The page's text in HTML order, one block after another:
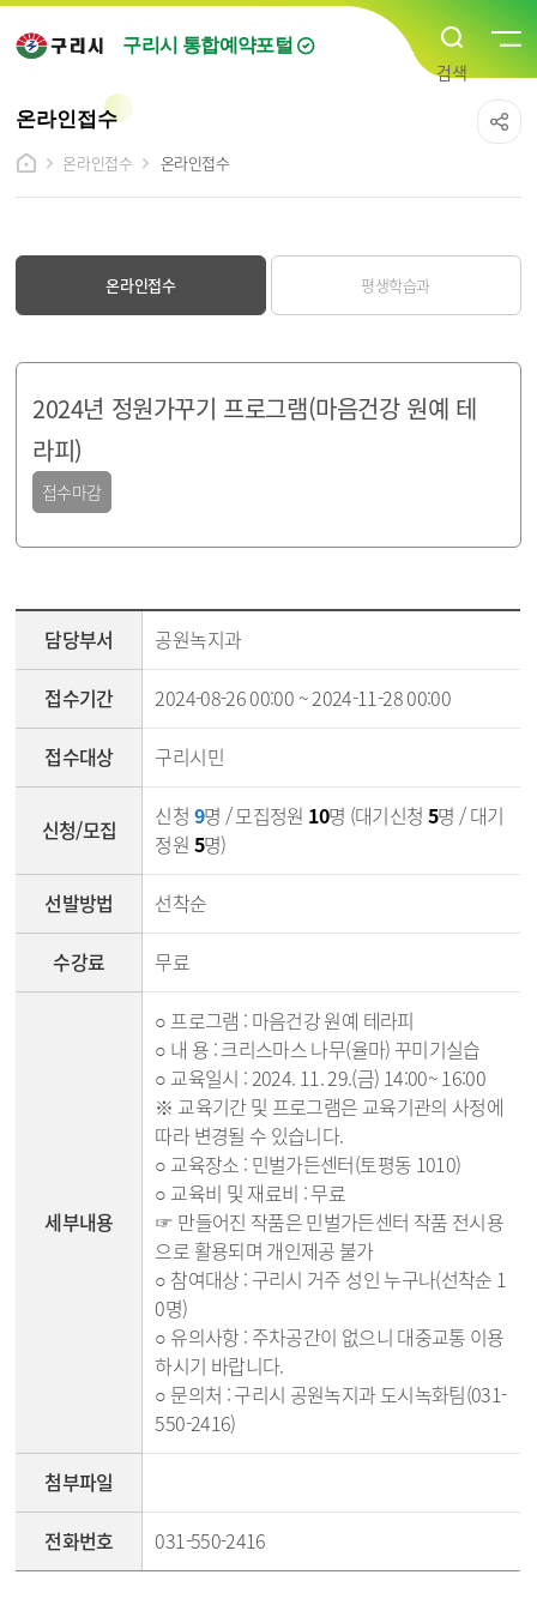
구리시 통합예약포털
온라인접수
온라인접수
온라인접수
온라인접수 평생학습과
2024년 정원가꾸기 프로그램(마음건강 원예 테
라피)
접수마감
담당부서 공원녹지과
접수기간 2024-08-26 00:00 ~ 2024-11-28 00:00
접수대상 구리시민
신청/모집 신청 9명 / 모집정원 10명 (대기신청 5명 / 대기
정원 5명)
선발방법 선착순
수강료 무료
세부내용
○ 프로그램 : 마음건강 원예 테라피
○ 내 용 : 크리스마스 나무(율마) 꾸미기실습
○ 교육일시 : 2024. 11. 29.(금) 14:00~ 16:00
※ 교육기간 및 프로그램은 교육기관의 사정에
따라 변경될 수 있습니다.
○ 교육장소 : 민벌가든센터(토평동 1010)
○ 교육비 및 재료비 : 무료
☞ 만들어진 작품은 민벌가든센터 작품 전시용
으로 활용되며 개인제공 불가
○ 참여대상 : 구리시 거주 성인 누구나(선착순 1
0명)
○ 유의사항 : 주차공간이 없으니 대중교통 이용
하시기 바랍니다.
○ 문의처 : 구리시 공원녹지과 도시녹화팀(031-
550-2416)
첨부파일
전화번호 031-550-2416